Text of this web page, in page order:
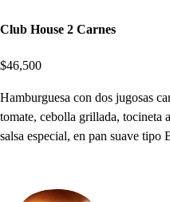
Club House 2 Carnes
$46,500
Hamburguesa con dos jugosas
tomate, cebolla grillada, tocineta
salsa especial, en pan suave tipo